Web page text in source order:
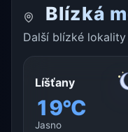
Blízká
Další blízké
Líšťany
19°C
Jasno